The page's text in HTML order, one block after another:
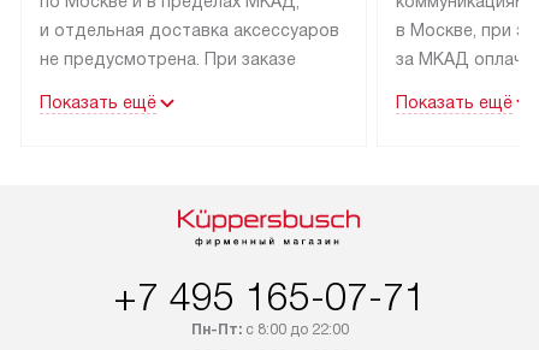
и отдельная доставка аксессуаров
не предусмотрена. При заказе
рекомендуем обсудить
быть отправлены покупателю
интересен товар «Под заказ»,
обсудите возможность его
Показать ещё
в Москве, при
за МКАД
партнера
по монтажу
Показать ещё
+7 495 165-07-71
Пн-Пт:с 8:00 до 22:00